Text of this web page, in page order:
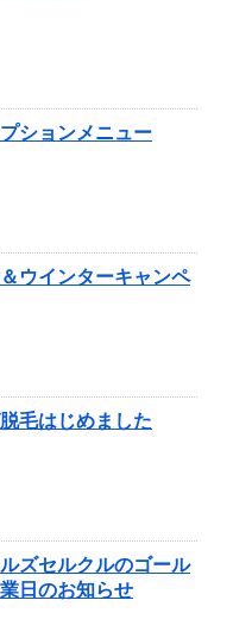
ションメニュー
ウインターキャンペ
毛はじめました
ズセルクルのゴール
日のお知らせ